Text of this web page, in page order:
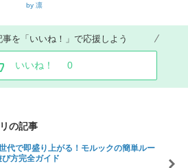
by 凛
を「いいね！」で応援しよう
いいね！ 0
の記事
代で即盛り上がる！モルックの簡単ルー
方完全ガイド